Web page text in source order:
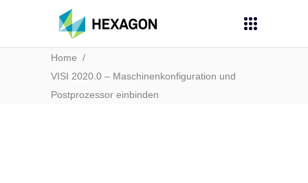
Home /
VISI 2020.0 – Maschinenkonfiguration und
Postprozessor einbinden